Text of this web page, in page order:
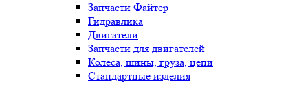
Запчасти Файтер
Гидравлика
Двигатели
Запчасти для двигателей
Колёса, шины, груза, цепи
Стандартные изделия